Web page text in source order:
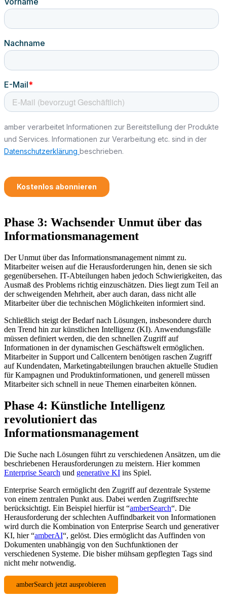
Phase 3: Wachsender Unmut über das
Informationsmanagement
Der Unmut über das Informationsmanagement nimmt zu.
Mitarbeiter weisen auf die Herausforderungen hin, denen sie sich
gegenübersehen. IT-Abteilungen haben jedoch Schwierigkeiten, das
Ausmaß des Problems richtig einzuschätzen. Dies liegt zum Teil an
der schweigenden Mehrheit, aber auch daran, dass nicht alle
Mitarbeiter über die technischen Möglichkeiten informiert sind.
Schließlich steigt der Bedarf nach Lösungen, insbesondere durch
den Trend hin zur künstlichen Intelligenz (KI). Anwendungsfälle
müssen definiert werden, die den schnellen Zugriff auf
Informationen in der dynamischen Geschäftswelt ermöglichen.
Mitarbeiter in Support und Callcentern benötigen raschen Zugriff
auf Kundendaten, Marketingabteilungen brauchen aktuelle Studien
für Kampagnen und Produktinformationen, und generell müssen
Mitarbeiter sich schnell in neue Themen einarbeiten können.
Phase 4: Künstliche Intelligenz
revolutioniert das
Informationsmanagement
Die Suche nach Lösungen führt zu verschiedenen Ansätzen, um die
beschriebenen Herausforderungen zu meistern. Hier kommen
Enterprise Search und generative KI ins Spiel.
Enterprise Search ermöglicht den Zugriff auf dezentrale Systeme
von einem zentralen Punkt aus. Dabei werden Zugriffsrechte
berücksichtigt. Ein Beispiel hierfür ist “amberSearch“. Die
Herausforderung der schlechten Auffindbarkeit von Informationen
wird durch die Kombination von Enterprise Search und generativer
KI, hier “amberAI“, gelöst. Dies ermöglicht das Auffinden von
Dokumenten unabhängig von den Suchfunktionen der
verschiedenen Systeme. Die bisher mühsam gepflegten Tags sind
nicht mehr notwendig.
amberSearch jetzt ausprobieren